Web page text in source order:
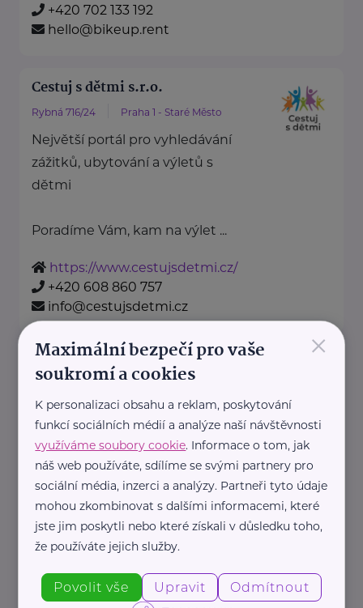
+420 702 133 192
hello@bikeup.rent
Cestuj s dětmi s.r.o.
Rybná 716/24 Praha 1 - Staré Město
Největší portál pro vyhledávání
zážitků, ubytování a výletů s
dětmi
Poradíme Vám, kam na výlet ...
https://www.cestujsdetmi.cz/
+420 608 860 757
info@cestujsdetmi.cz
Český zahrádkářský svaz, z.s.
Redakce webu iZahrádkář.cz
e-mail: tomasek@zahradkari.cz
Redakce časopisu
Rokycanova 15, 130 00 Praha 3e-
mail: redakce@zahradkari.cz
tel.: 222 781 773
fax: ...
https://www.zahradkari.cz/
×
Maximální bezpečí pro vaše
soukromí a cookies
K personalizaci obsahu a reklam, poskytování
funkcí sociálních médií a analýze naší návštěvnosti
využíváme soubory cookie. Informace o tom, jak
náš web používáte, sdílíme se svými partnery pro
sociální média, inzerci a analýzy. Partneři tyto údaje
mohou zkombinovat s dalšími informacemi, které
jste jim poskytli nebo které získali v důsledku toho,
že používáte jejich služby.
Povolit vše Upravit Odmítnout